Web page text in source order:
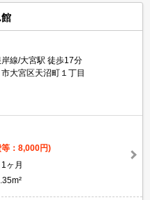
線/大宮駅 徒歩17分
大宮区天沼町１丁目
：8,000円)
1ヶ月